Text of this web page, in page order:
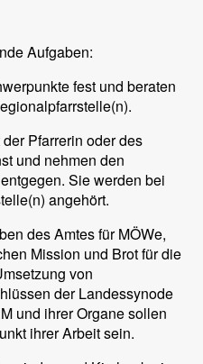
Aufgaben:
fest und beraten
Pfarrerin oder des
und nehmen den
Sie werden bei
angehört.
des Amtes für MÖWe,
Mission und Brot für die
von
der Landessynode
und ihrer Organe sollen
ihrer Arbeit sein.